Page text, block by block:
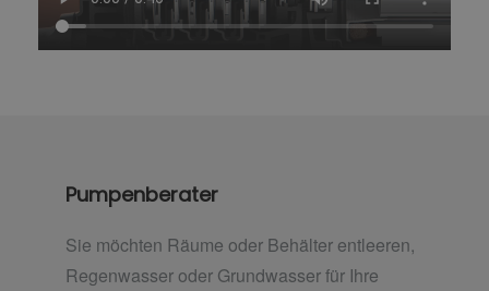
Pumpenberater
Sie möchten Räume oder Behälter entleeren,
Regenwasser oder Grundwasser für Ihre